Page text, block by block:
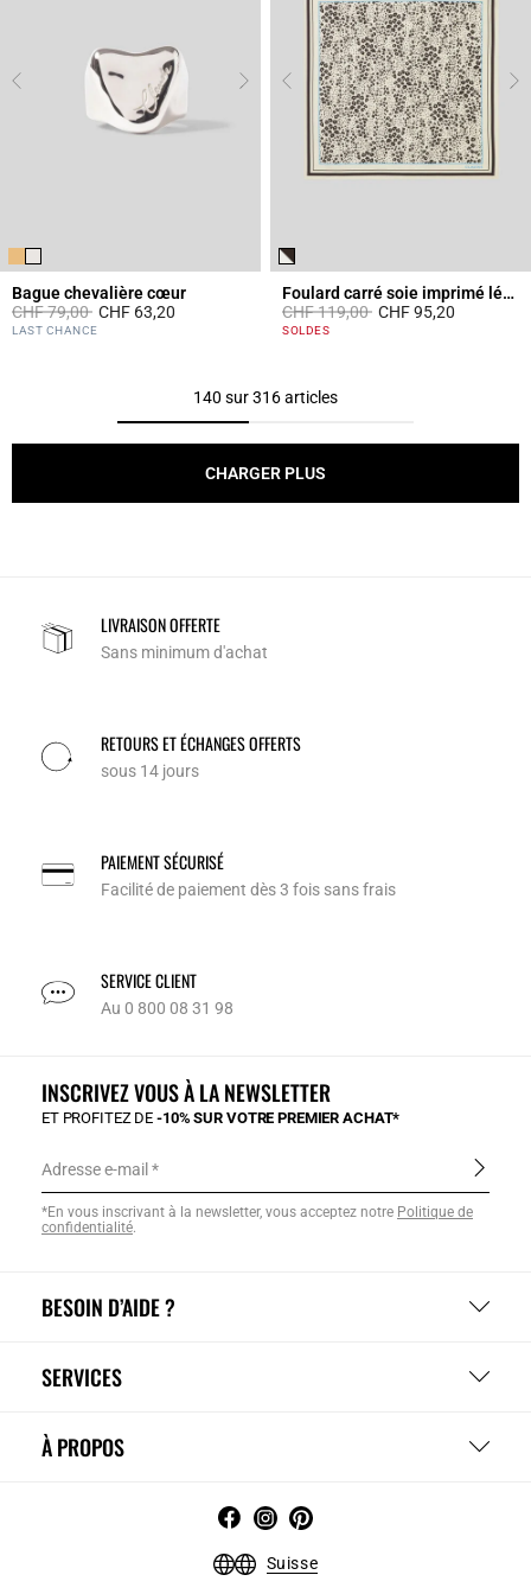
Bague chevalière cœur
Prix réduit à partir de
CHF 79,00àCHF 63,20
4.1 out of 5 Customer Rating
LAST CHANCE
Foulard carré soie imprimé léopard
Prix réduit à partir de
CHF 119,00àCHF 95,20
5 out of 5 Customer Rating
SOLDES
140 sur 316 articles
CHARGER PLUS
LIVRAISON OFFERTE
Sans minimum d'achat
RETOURS ET ÉCHANGES OFFERTS
sous 14 jours
PAIEMENT SÉCURISÉ
Facilité de paiement dès 3 fois sans frais
SERVICE CLIENT
Au 0 800 08 31 98
BESOIN D’AIDE ?
SERVICES
À PROPOS
INSCRIVEZ VOUS À LA NEWSLETTER
ET PROFITEZ DE-10% SUR VOTRE PREMIER ACHAT*
Adresse e-mail
*En vous inscrivant à la newsletter, vous acceptez notre Politique de
confidentialité.
Suisse